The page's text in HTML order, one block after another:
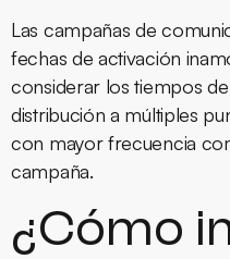
Las campañas de
fechas de activación
considerar los tiempos
distribución a múltiples
con mayor frecuencia
campaña.
¿Cómo